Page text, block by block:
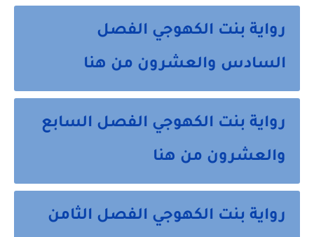
رواية بنت الكهوجي الفصل
السادس والعشرون من هنا
رواية بنت الكهوجي الفصل السابع
والعشرون من هنا
رواية بنت الكهوجي الفصل الثامن